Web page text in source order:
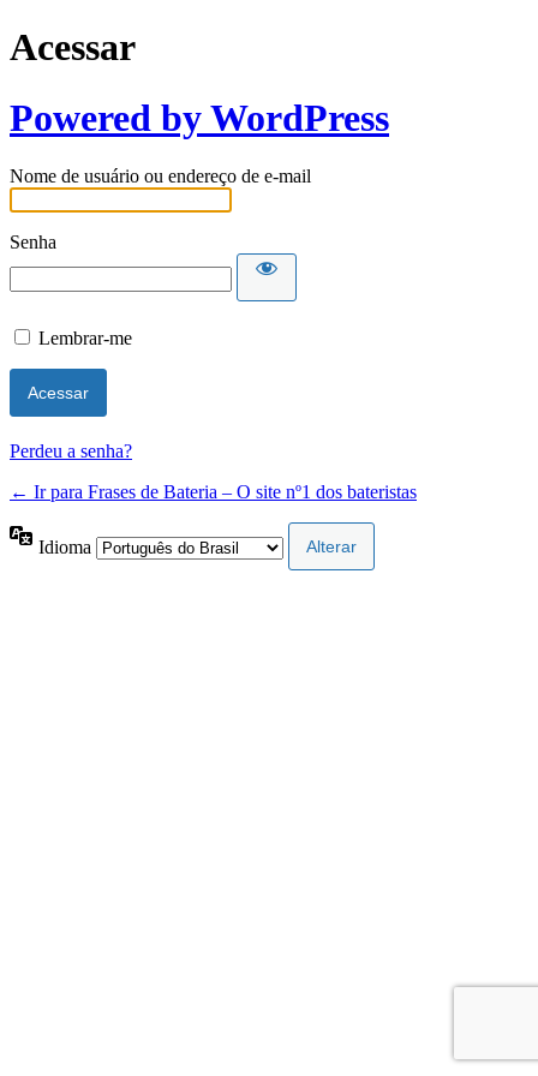
Acessar
Powered by WordPress
Nome de usuário ou endereço de e-mail
Senha
Lembrar-me
Perdeu a senha?
← Ir para Frases de Bateria – O site nº1 dos bateristas
Idioma